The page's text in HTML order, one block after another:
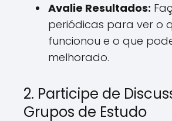
Avalie Resultados:
periódicas para ver o
funcionou e o que
melhorado.
2. Participe de
Grupos de Estudo